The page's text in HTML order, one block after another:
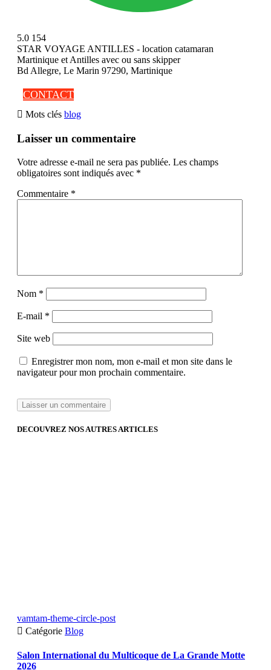
5.0 154
STAR VOYAGE ANTILLES - location catamaran
Martinique et Antilles avec ou sans skipper
Bd Allegre, Le Marin 97290, Martinique
CONTACT
 Mots clés blog
Laisser un commentaire
Votre adresse e-mail ne sera pas publiée. Les champs
obligatoires sont indiqués avec *
Commentaire *
Nom *
E-mail *
Site web
Enregistrer mon nom, mon e-mail et mon site dans le
navigateur pour mon prochain commentaire.
DECOUVREZ NOS AUTRES ARTICLES
vamtam-theme-circle-post
 Catégorie Blog
Salon International du Multicoque de La Grande Motte
2026